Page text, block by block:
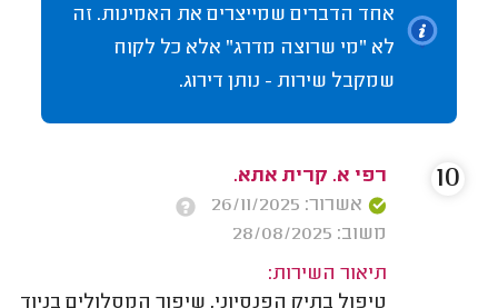
אחד הדברים שמייצרים את האמינות. זה
לא "מי שרוצה מדרג" אלא כל לקוח
שמקבל שירות - נותן דירוג.
רפי א. קרית אתא.
אשרור: 26/11/2025
משוב: 28/08/2025
תיאור השירות:
10